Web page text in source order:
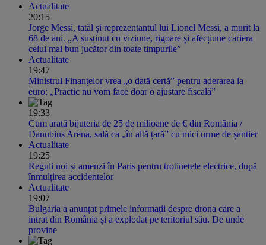
Actualitate
20:15
Jorge Messi, tatăl și reprezentantul lui Lionel Messi, a murit la
68 de ani. „A susținut cu viziune, rigoare și afecțiune cariera
celui mai bun jucător din toate timpurile”
Actualitate
19:47
Ministrul Finanțelor vrea „o dată certă” pentru aderarea la
euro: „Practic nu vom face doar o ajustare fiscală”
19:33
Cum arată bijuteria de 25 de milioane de € din România /
Danubius Arena, sală ca „în altă țară” cu mici urme de șantier
Actualitate
19:25
Reguli noi și amenzi în Paris pentru trotinetele electrice, după
înmulțirea accidentelor
Actualitate
19:07
Bulgaria a anunțat primele informații despre drona care a
intrat din România și a explodat pe teritoriul său. De unde
provine